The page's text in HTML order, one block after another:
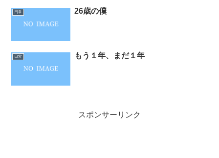
日常 26歳の僕
日常 もう１年、まだ１年
スポンサーリンク